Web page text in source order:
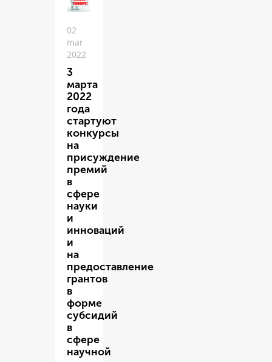
02
mar
2022
3
марта
2022
года
стартуют
конкурсы
на
присуждение
премий
в
сфере
науки
и
инноваций
и
на
предоставление
грантов
в
форме
субсидий
в
сфере
научной